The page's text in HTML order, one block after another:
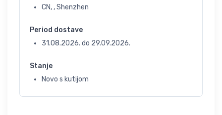
CN, , Shenzhen
Period dostave
31.08.2026. do 29.09.2026.
Stanje
Novo s kutijom